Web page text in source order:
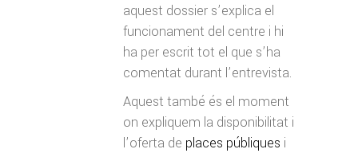
aquest dossier s’explica el
funcionament del centre i hi
ha per escrit tot el que s’ha
comentat durant l’entrevista.
Aquest també és el moment
on expliquem la disponibilitat i
l’oferta de places públiques i